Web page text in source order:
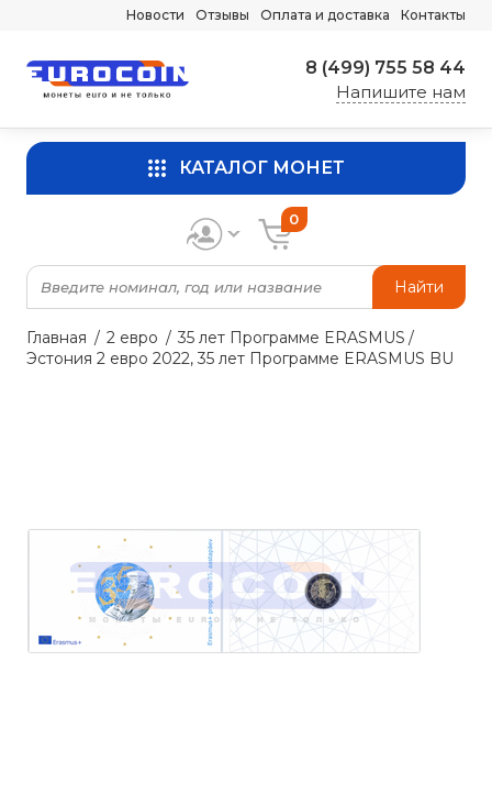
Новости Отзывы Оплата и доставка Контакты
8 (499) 755 58 44
Напишите нам
КАТАЛОГ МОНЕТ
Найти
0
Главная 2 евро
35 лет Программе ERASMUS
Эстония 2 евро 2022, 35 лет Программе ERASMUS BU